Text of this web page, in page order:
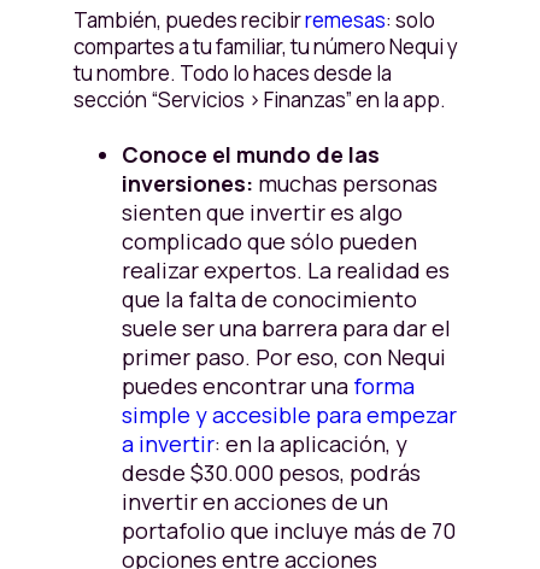
También, puedes recibirremesas: solo
compartes a tu familiar, tu número Nequi y
tu nombre. Todo lo haces desde la
sección “Servicios > Finanzas” en la app.
Conoce el mundo de las
inversiones: muchas personas
sienten que invertir es algo
complicado que sólo pueden
realizar expertos. La realidad es
que la falta de conocimiento
suele ser una barrera para dar el
primer paso. Por eso, con Nequi
puedes encontrar una forma
simple y accesible para empezar
a invertir: en la aplicación, y
desde $30.000 pesos, podrás
invertir en acciones de un
portafolio que incluye más de 70
opciones entre acciones